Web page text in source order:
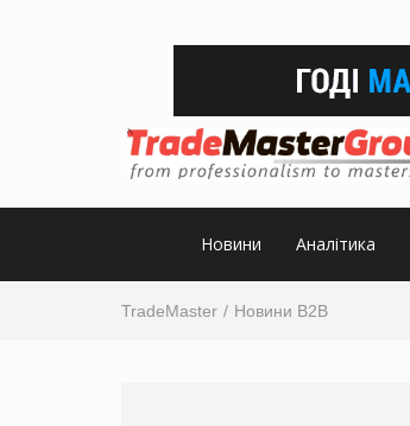
Новини Аналітика
TradeMaster Новини B2B